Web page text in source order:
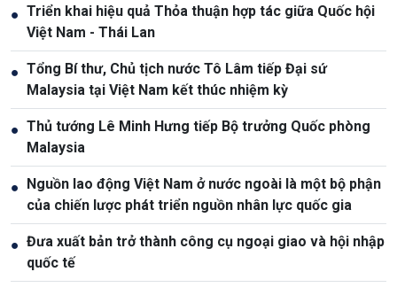
● Triển khai hiệu quả Thỏa thuận hợp tác giữa Quốc hội
Việt Nam - Thái Lan
● Tổng Bí thư, Chủ tịch nước Tô Lâm tiếp Đại sứ
Malaysia tại Việt Nam kết thúc nhiệm kỳ
● Thủ tướng Lê Minh Hưng tiếp Bộ trưởng Quốc phòng
Malaysia
● Nguồn lao động Việt Nam ở nước ngoài là một bộ phận
của chiến lược phát triển nguồn nhân lực quốc gia
● Đưa xuất bản trở thành công cụ ngoại giao và hội nhập
quốc tế